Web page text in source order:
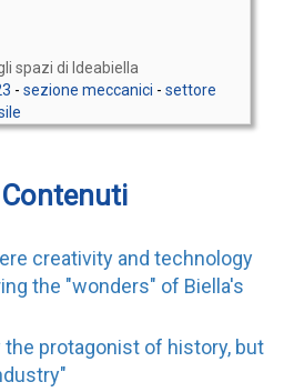
spazi di Ideabiella
- sezione meccanici - settore
creativity and technology
the "wonders" of Biella's
protagonist of history, but